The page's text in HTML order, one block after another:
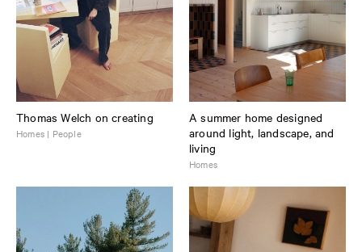
Thomas Welch on creating
Homes | People
A summer home designed
around light, landscape, and
living
Homes